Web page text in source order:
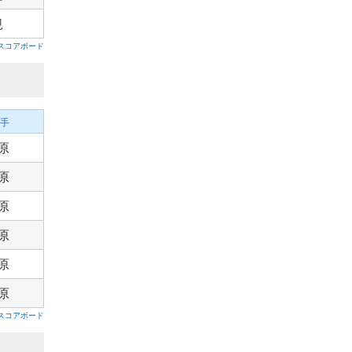
コアボード
コアボード